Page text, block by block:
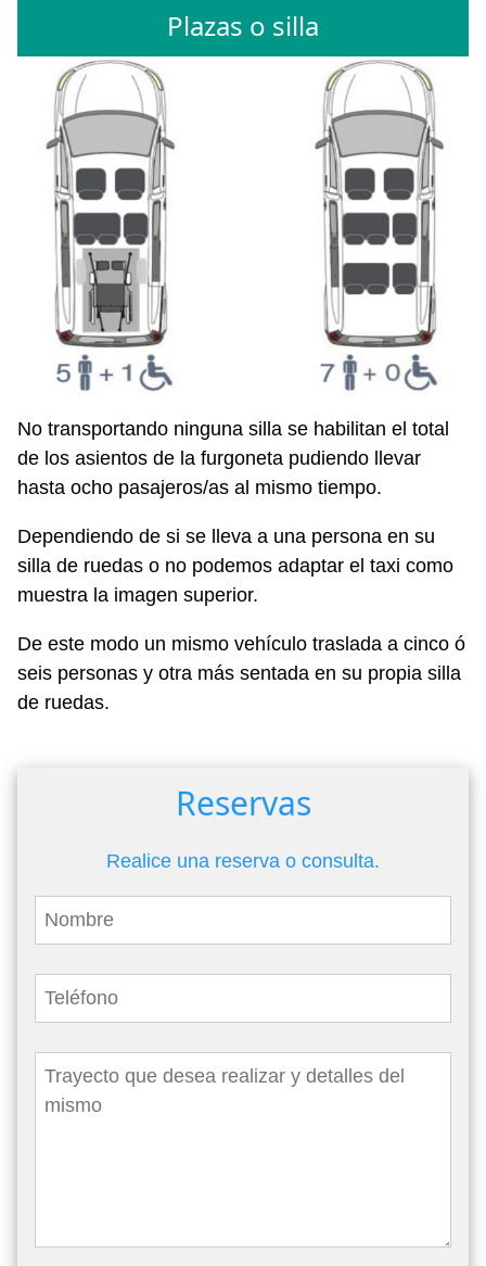
Plazas o silla
No transportando ninguna silla se habilitan el total
de los asientos de la furgoneta pudiendo llevar
hasta ocho pasajeros/as al mismo tiempo.
Dependiendo de si se lleva a una persona en su
silla de ruedas o no podemos adaptar el taxi como
muestra la imagen superior.
De este modo un mismo vehículo traslada a cinco ó
seis personas y otra más sentada en su propia silla
de ruedas.
Reservas
Realice una reserva o consulta.